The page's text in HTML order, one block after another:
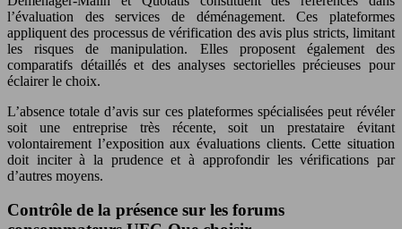
l’évaluation des services de déménagement. Ces plateformes
appliquent des processus de vérification des avis plus stricts, limitant
les risques de manipulation. Elles proposent également des
comparatifs détaillés et des analyses sectorielles précieuses pour
éclairer le choix.
L’absence totale d’avis sur ces plateformes spécialisées peut révéler
soit une entreprise très récente, soit un prestataire évitant
volontairement l’exposition aux évaluations clients. Cette situation
doit inciter à la prudence et à approfondir les vérifications par
d’autres moyens.
Contrôle de la présence sur les forums